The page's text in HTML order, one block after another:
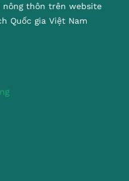
nông thôn trên website
Quốc gia Việt Nam